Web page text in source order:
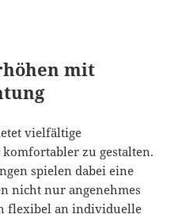
mit
vielfältige
zu gestalten.
spielen dabei eine
nicht nur angenehmes
flexibel an individuelle